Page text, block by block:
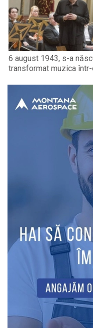
6 august 1943, s-a
transformat muzica